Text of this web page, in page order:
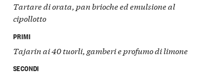
Tartare di orata, pan brioche ed emulsione al
cipollotto
PRIMI
Tajarin ai 40 tuorli, gamberi e profumo di limone
SECONDI